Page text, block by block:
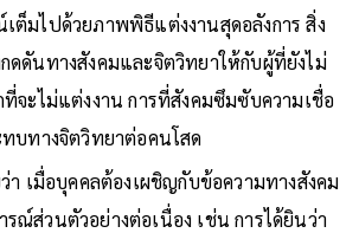
ต็มไปด้วยภาพพิธีแต่งงานสุดอลังการ สิ่ง
ดดันทางสังคมและจิตวิทยาให้กับผู้ที่ยังไม่
จะไม่แต่งงาน การที่สังคมซึมซับความเชื่อ
ทบทางจิตวิทยาต่อคนโสด
า เมื่อบุคคลต้องเผชิญกับข้อความทางสังคม
ณ์ส่วนตัวอย่างต่อเนื่อง เช่น การได้ยินว่า